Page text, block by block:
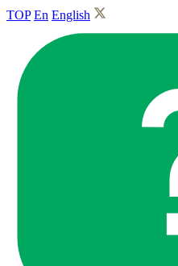
TOP En English